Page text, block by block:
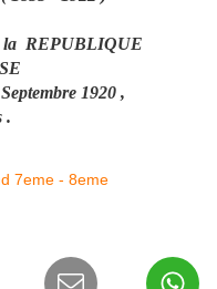
REPUBLIQUE
1920 ,
.
7eme - 8eme